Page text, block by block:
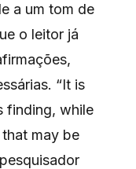
a um tom de
o leitor já
“It is
finding, while
may be